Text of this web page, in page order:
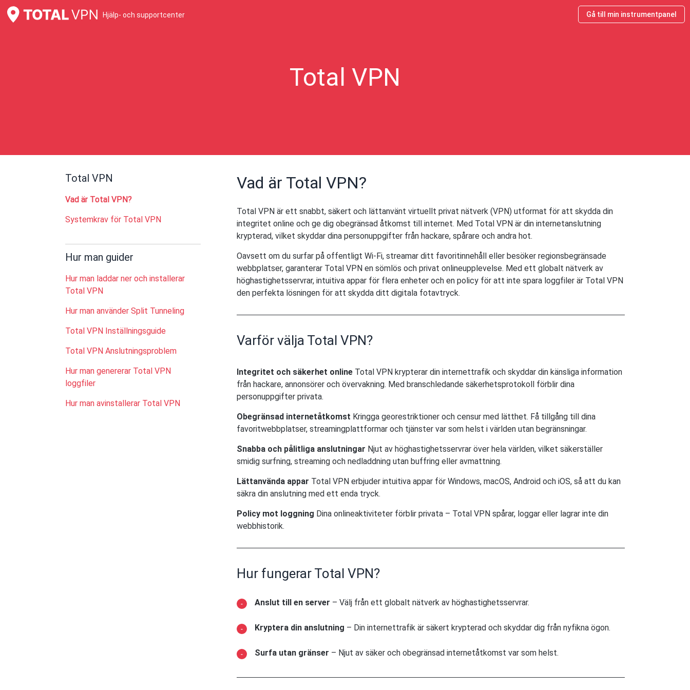
Hjälp- och supportcenter Gå till min instrumentpanel
Total VPN
Total VPN
Vad är Total VPN?
Systemkrav för Total VPN
Hur man guider
Hur man laddar ner och installerar
Total VPN
Hur man använder Split Tunneling
Total VPN Inställningsguide
Total VPN Anslutningsproblem
Hur man genererar Total VPN
loggfiler
Hur man avinstallerar Total VPN
Vad är Total VPN?
Total VPN är ett snabbt, säkert och lättanvänt virtuellt privat nätverk (VPN) utformat för att skydda din
integritet online och ge dig obegränsad åtkomst till internet. Med Total VPN är din internetanslutning
krypterad, vilket skyddar dina personuppgifter från hackare, spårare och andra hot.
Oavsett om du surfar på offentligt Wi-Fi, streamar ditt favoritinnehåll eller besöker regionsbegränsade
webbplatser, garanterar Total VPN en sömlös och privat onlineupplevelse. Med ett globalt nätverk av
höghastighetsservrar, intuitiva appar för flera enheter och en policy för att inte spara loggfiler är Total VPN
den perfekta lösningen för att skydda ditt digitala fotavtryck.
Varför välja Total VPN?
Integritet och säkerhet online Total VPN krypterar din internettrafik och skyddar din känsliga information
från hackare, annonsörer och övervakning. Med branschledande säkerhetsprotokoll förblir dina
personuppgifter privata.
Obegränsad internetåtkomst Kringga georestriktioner och censur med lätthet. Få tillgång till dina
favoritwebbplatser, streamingplattformar och tjänster var som helst i världen utan begränsningar.
Snabba och pålitliga anslutningar Njut av höghastighetsservrar över hela världen, vilket säkerställer
smidig surfning, streaming och nedladdning utan buffring eller avmattning.
Lättanvända appar Total VPN erbjuder intuitiva appar för Windows, macOS, Android och iOS, så att du kan
säkra din anslutning med ett enda tryck.
Policy mot loggning Dina onlineaktiviteter förblir privata – Total VPN spårar, loggar eller lagrar inte din
webbhistorik.
Hur fungerar Total VPN?
Anslut till en server – Välj från ett globalt nätverk av höghastighetsservrar.
Kryptera din anslutning – Din internettrafik är säkert krypterad och skyddar dig från nyfikna ögon.
Surfa utan gränser – Njut av säker och obegränsad internetåtkomst var som helst.